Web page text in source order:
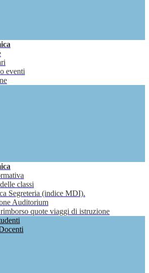
eventi
classi
Segreteria (indice MDI).
Auditorium
quote viaggi di istruzione